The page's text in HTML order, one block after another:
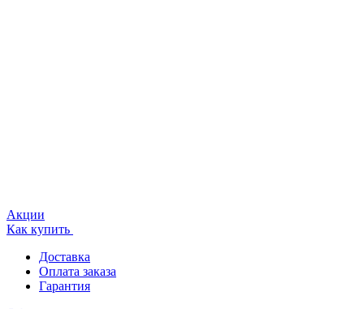
Акции
Как купить
Доставка
Оплата заказа
Гарантия